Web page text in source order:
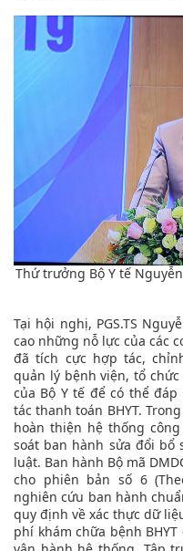
Thứ trưởng Bộ Y tế
Tại hội nghị, PGS.TS
cao những nỗ lực của các
đã tích cực hợp tác,
quản lý bệnh viện, tổ
của Bộ Y tế để có thể
tác thanh toán BHYT.
hoàn thiện hệ thống
soát ban hành sửa đổi bổ
luật. Ban hành Bộ mã
cho phiên bản số 6
nghiên cứu ban hành
quy định về xác thực dữ
phí khám chữa bệnh